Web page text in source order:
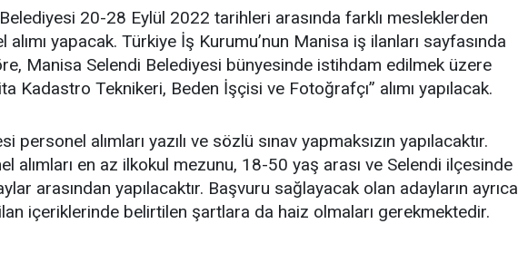
20-28 Eylül 2022 tarihleri arasında farklı mesleklerden
yapacak. Türkiye İş Kurumu’nun Manisa iş ilanları sayfasında
Manisa Selendi Belediyesi bünyesinde istihdam edilmek üzere
Kadastro Teknikeri, Beden İşçisi ve Fotoğrafçı” alımı yapılacak.
personel alımları yazılı ve sözlü sınav yapmaksızın yapılacaktır.
alımları en az ilkokul mezunu, 18-50 yaş arası ve Selendi ilçesinde
arasından yapılacaktır. Başvuru sağlayacak olan adayların ayrıca
içeriklerinde belirtilen şartlara da haiz olmaları gerekmektedir.